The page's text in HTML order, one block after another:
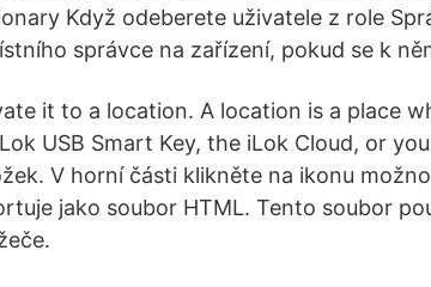
Když odeberete uživatele z role
správce na zařízení, pokud se k
it to a location. A location is a place
USB Smart Key, the iLok Cloud, or
V horní části klikněte na ikonu
jako soubor HTML. Tento soubor